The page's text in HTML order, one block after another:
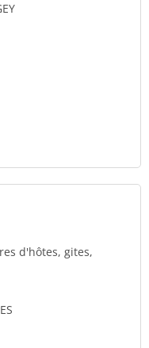
d'hôtes, gites,